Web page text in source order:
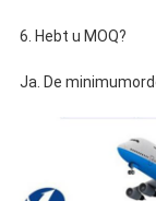
6. Hebt u MOQ?
Ja. De